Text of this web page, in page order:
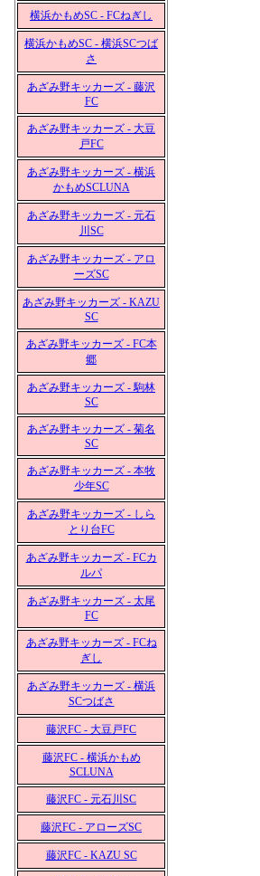
横浜かもめSC - FCねぎし
横浜かもめSC - 横浜SCつば
さ
あざみ野キッカーズ - 藤沢
FC
あざみ野キッカーズ - 大豆
戸FC
あざみ野キッカーズ - 横浜
かもめSCLUNA
あざみ野キッカーズ - 元石
川SC
あざみ野キッカーズ - アロ
ーズSC
あざみ野キッカーズ - KAZU
SC
あざみ野キッカーズ - FC本
郷
あざみ野キッカーズ - 駒林
SC
あざみ野キッカーズ - 菊名
SC
あざみ野キッカーズ - 本牧
少年SC
あざみ野キッカーズ - しら
とり台FC
あざみ野キッカーズ - FCカ
ルパ
あざみ野キッカーズ - 太尾
FC
あざみ野キッカーズ - FCね
ぎし
あざみ野キッカーズ - 横浜
SCつばさ
藤沢FC - 大豆戸FC
藤沢FC - 横浜かもめ
SCLUNA
藤沢FC - 元石川SC
藤沢FC - アローズSC
藤沢FC - KAZU SC